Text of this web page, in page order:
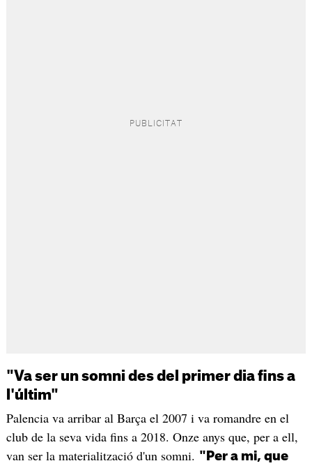
"Va ser un somni des del primer dia fins a
l'últim"
Palencia va arribar al Barça el 2007 i va romandre en el
club de la seva vida fins a 2018. Onze anys que, per a ell,
van ser la materialització d'un somni. "Per a mi, que